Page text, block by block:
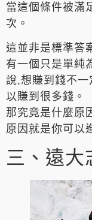
當這個條件被滿
次。
這並非是標準答
有一個只是單純
說,想賺到錢不一
以賺到很多錢。
那究竟是什麼原
原因就是你可以
三、遠大